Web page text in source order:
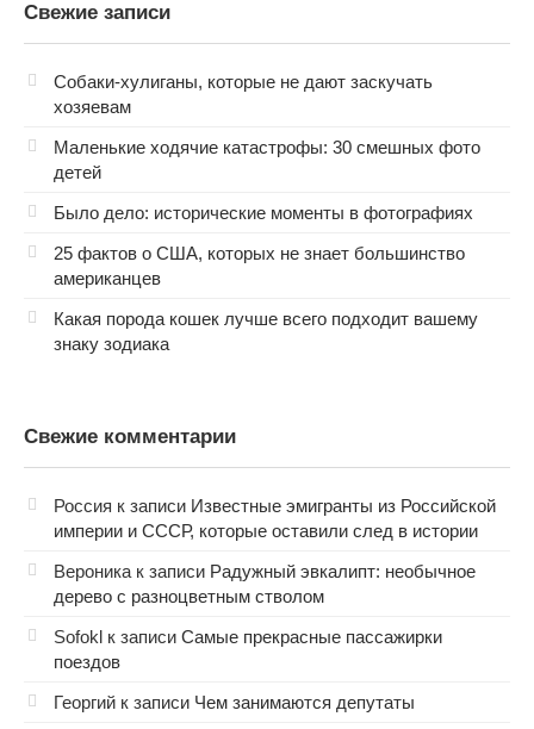
Свежие записи
Собаки-хулиганы, которые не дают заскучать
хозяевам
Маленькие ходячие катастрофы: 30 смешных фото
детей
Было дело: исторические моменты в фотографиях
25 фактов о США, которых не знает большинство
американцев
Какая порода кошек лучше всего подходит вашему
знаку зодиака
Свежие комментарии
Россия к записи Известные эмигранты из Российской
империи и СССР, которые оставили след в истории
Вероника к записи Радужный эвкалипт: необычное
дерево с разноцветным стволом
Sofokl к записи Самые прекрасные пассажирки
поездов
Георгий к записи Чем занимаются депутаты